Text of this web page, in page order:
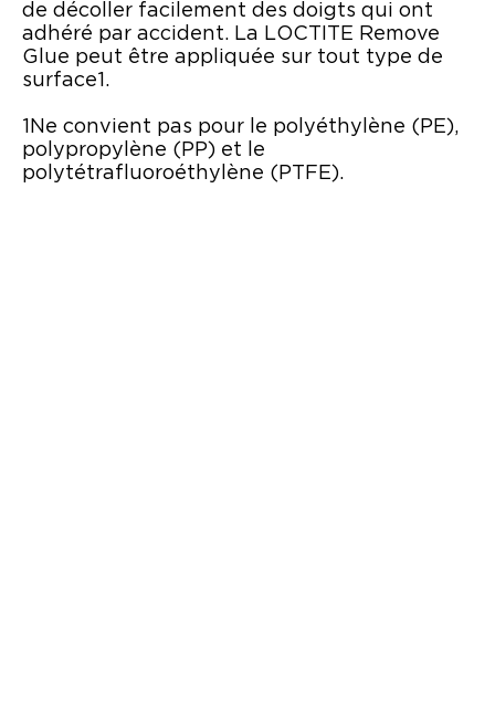
de décoller facilement des doigts qui ont
adhéré par accident. La LOCTITE Remove
Glue peut être appliquée sur tout type de
surface1.
1Ne convient pas pour le polyéthylène (PE),
polypropylène (PP) et le
polytétrafluoroéthylène (PTFE).